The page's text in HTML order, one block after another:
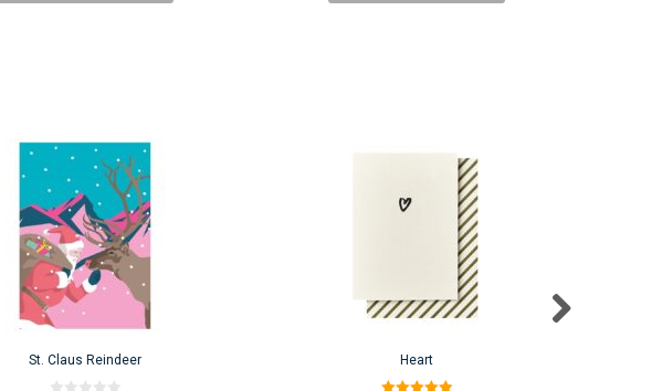
St. Claus Reindeer Heart